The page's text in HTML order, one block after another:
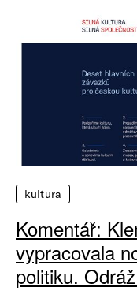
kultura
Komentář:
vypracovala
politiku.